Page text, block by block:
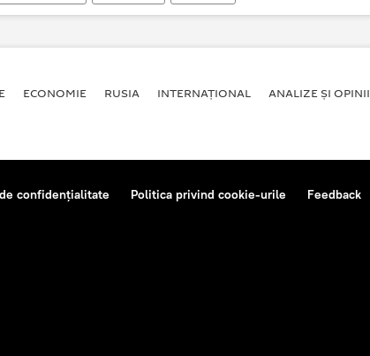
Prognoza meteo în România ploi
ECONOMIE RUSIA INTERNAŢIONAL ANALIZE ȘI OPINII
confidențialitate Politica privind cookie-urile Feedback